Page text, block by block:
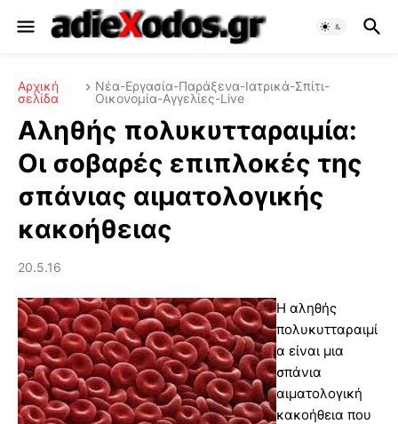
Αρχική
σελίδα
Νέα-Εργασία-Παράξενα-Ιατρικά-Σπίτι-
Οικονομία-Αγγελίες-Live
Αληθής πολυκυτταραιμία:
Οι σοβαρές επιπλοκές της
σπάνιας αιματολογικής
κακοήθειας
20.5.16
Η αληθής
πολυκυτταραιμί
α είναι μια
σπάνια
αιματολογική
κακοήθεια που